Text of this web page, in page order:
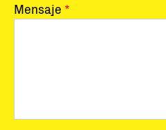
Mensaje